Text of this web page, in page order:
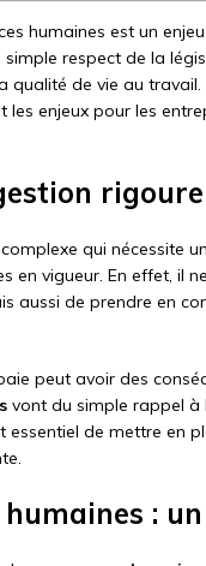
humaines est un
respect de la
qualité de vie au
les enjeux pour les
qui nécessite
en vigueur. En effet, il
aussi de prendre en
peut avoir des
vont du simple rappel à
essentiel de mettre en
humaines :